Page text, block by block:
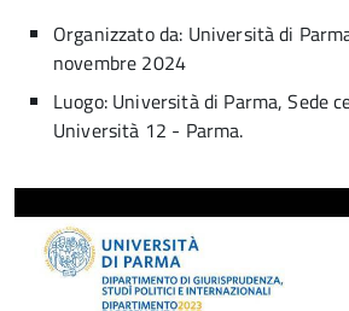
Organizzato da: Università di
novembre 2024
Luogo: Università di Parma, Sede
Università 12 - Parma.